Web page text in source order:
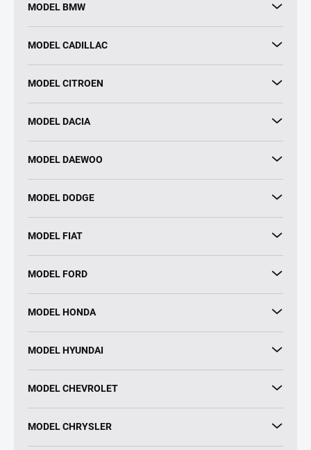
MODEL BMW
MODEL CADILLAC
MODEL CITROEN
MODEL DACIA
MODEL DAEWOO
MODEL DODGE
MODEL FIAT
MODEL FORD
MODEL HONDA
MODEL HYUNDAI
MODEL CHEVROLET
MODEL CHRYSLER